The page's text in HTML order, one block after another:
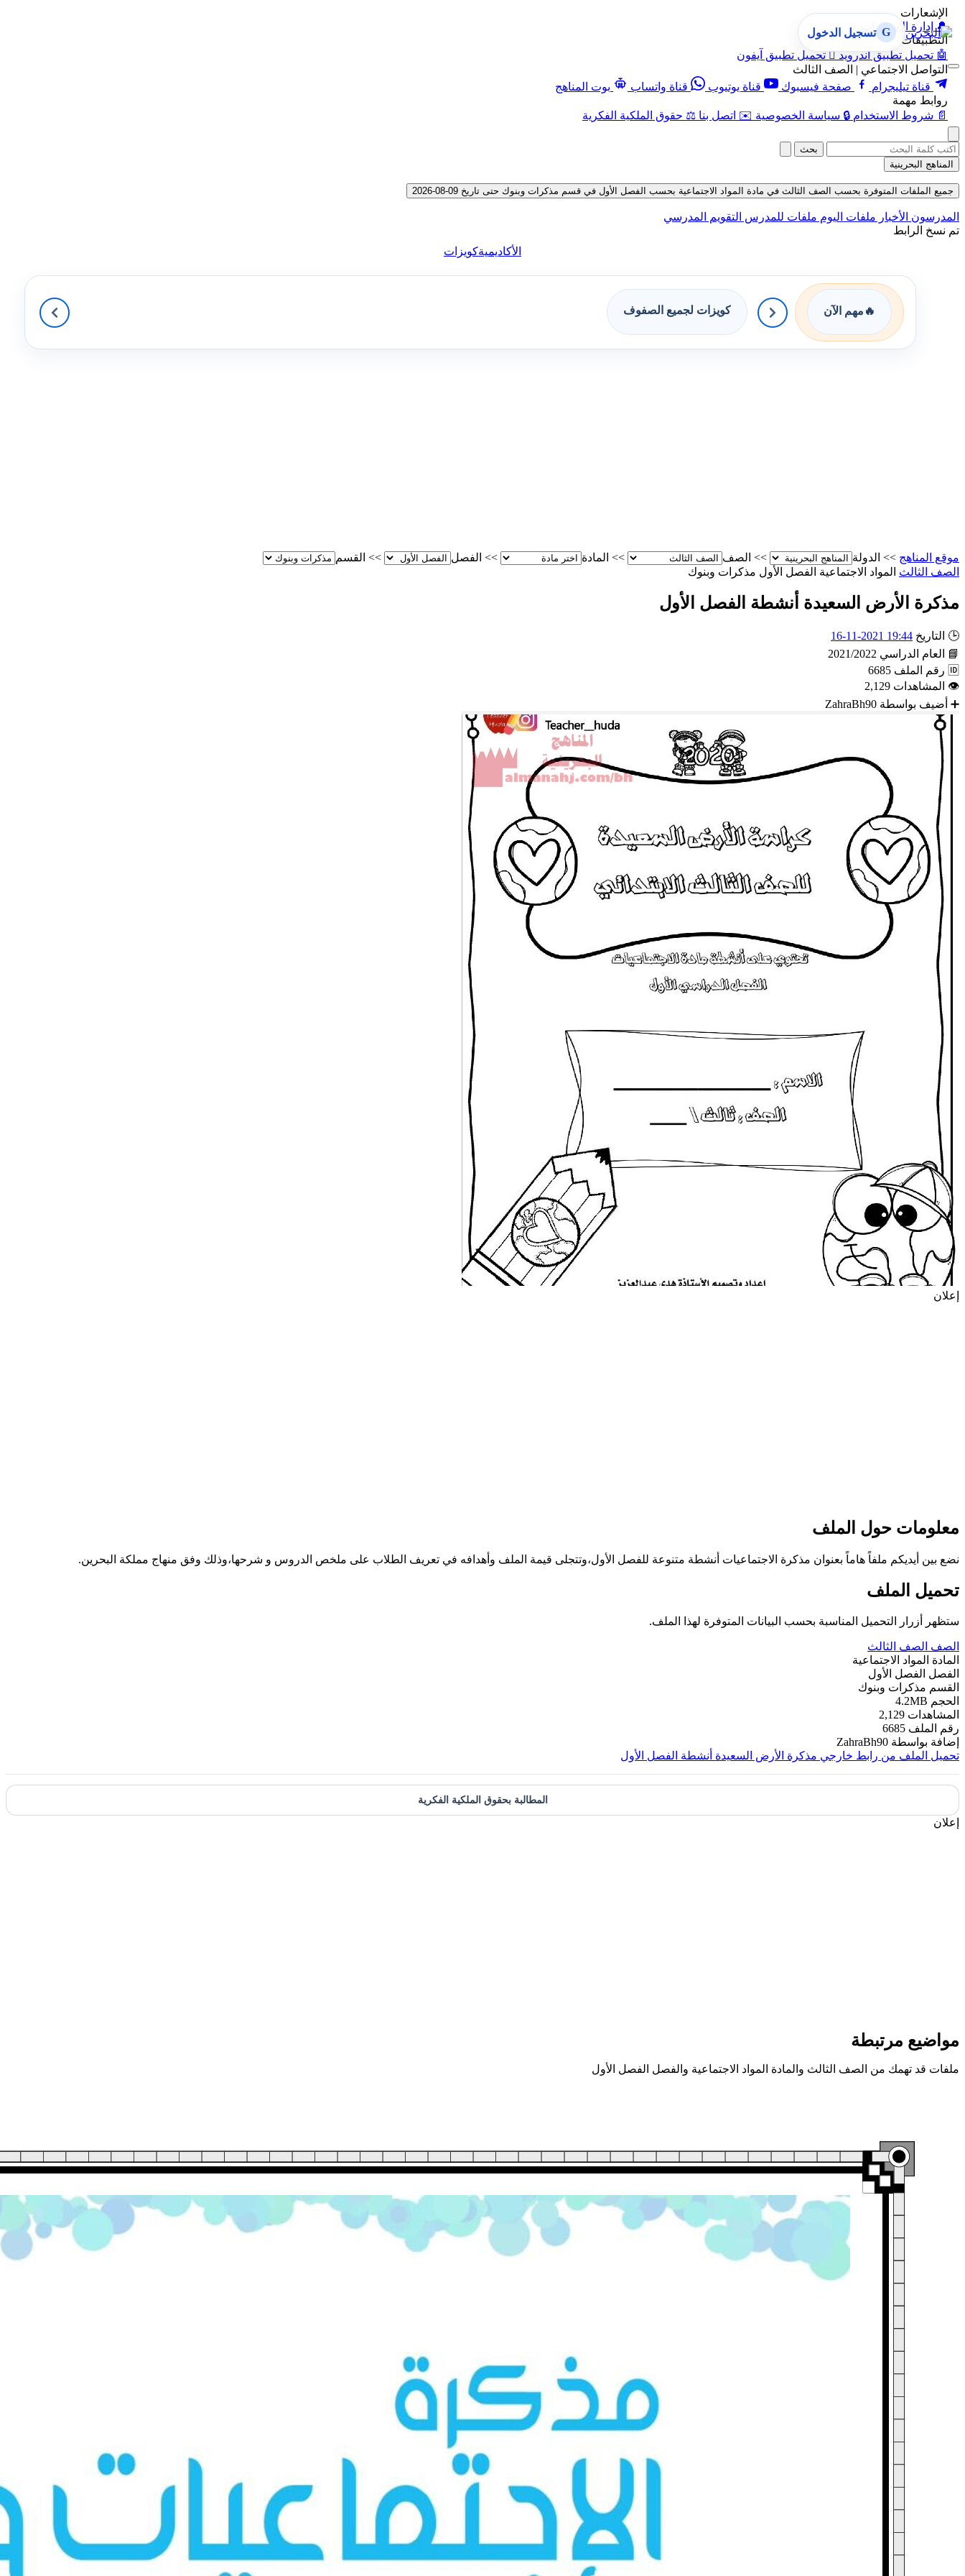
الإشعارات
🔔 إدارة الإشعارات
التطبيقات
🤖 تحميل تطبيق أندرويد  تحميل تطبيق آيفون
التواصل الاجتماعي | الصف الثالث
قناة تيليجرام
صفحة فيسبوك قناة يوتيوب قناة واتساب
بوت المناهج
روابط مهمة
📄 شروط الاستخدام 🔒 سياسة الخصوصية ✉️ اتصل بنا ⚖️ حقوق الملكية الفكرية
G تسجيل الدخول
بحث
المناهج البحرينية
جميع الملفات المتوفرة بحسب الصف الثالث في مادة المواد الاجتماعية بحسب الفصل الأول في قسم مذكرات وبنوك حتى تاريخ 09-08-2026
المدرسون الأخبار ملفات اليوم ملفات للمدرس التقويم المدرسي
تم نسخ الرابط
الأكاديميةكويزات
🔥 مهم الآن كويزات لجميع الصفوف
موقع المناهج >> الدولة >> الصف >> المادة >> الفصل >> القسم
الصف الثالث المواد الاجتماعية الفصل الأول مذكرات وبنوك
مذكرة الأرض السعيدة أنشطة الفصل الأول
🕒 التاريخ 19:44 2021-11-16
📘
العام الدراسي 2021/2022
🆔 رقم الملف 6685
👁 المشاهدات 2,129
➕ أضيف بواسطة ZahraBh90
إعلان
معلومات حول الملف
نضع بين أيديكم ملفاً هاماً بعنوان مذكرة الاجتماعيات أنشطة متنوعة للفصل الأول،وتتجلى قيمة الملف وأهدافه في تعريف الطلاب على ملخص الدروس و شرحها،وذلك وفق منهاج مملكة البحرين.
تحميل الملف
ستظهر أزرار التحميل المناسبة بحسب البيانات المتوفرة لهذا الملف.
الصف الصف الثالث
المادة المواد الاجتماعية
الفصل الفصل الأول
القسم مذكرات وبنوك
الحجم 4.2MB
المشاهدات 2,129
رقم الملف 6685
إضافة بواسطة ZahraBh90
تحميل الملف من رابط خارجي مذكرة الأرض السعيدة أنشطة الفصل الأول
المطالبة بحقوق الملكية الفكرية
إعلان
مواضيع مرتبطة
ملفات قد تهمك من الصف الثالث والمادة المواد الاجتماعية والفصل الفصل الأول